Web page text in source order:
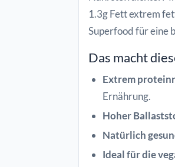
1.3g Fett extrem
Superfood für eine
Das macht
Extrem
Ernährung.
Hoher
Natürlich
Ideal für die